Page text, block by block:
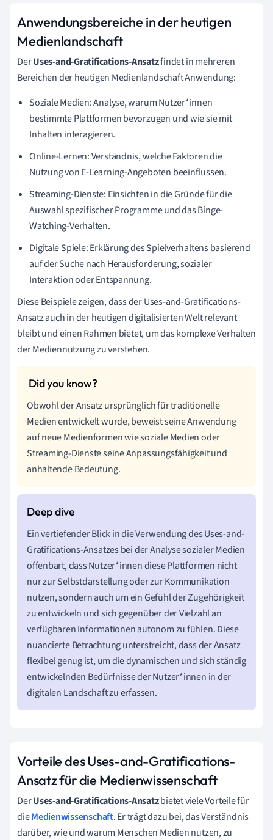
Anwendungsbereiche in der heutigen
Medienlandschaft
DerUses-and-Gratifications-Ansatzfindet in mehreren
Bereichen der heutigen Medienlandschaft Anwendung:
Soziale Medien: Analyse, warum Nutzer*innen
bestimmte Plattformen bevorzugen und wie sie mit
Inhalten interagieren.
Online-Lernen: Verständnis, welche Faktoren die
Nutzung von E-Learning-Angeboten beeinflussen.
Streaming-Dienste: Einsichten in die Gründe für die
Auswahl spezifischer Programme und das Binge-
Watching-Verhalten.
Digitale Spiele: Erklärung des Spielverhaltens basierend
auf der Suche nach Herausforderung, sozialer
Interaktion oder Entspannung.
Diese Beispiele zeigen, dass der Uses-and-Gratifications-
Ansatz auch in der heutigen digitalisierten Welt relevant
bleibt und einen Rahmen bietet, um das komplexe Verhalten
der Mediennutzung zu verstehen.
Obwohl der Ansatz ursprünglich für traditionelle
Medien entwickelt wurde, beweist seine Anwendung
auf neue Medienformen wie soziale Medien oder
Streaming-Dienste seine Anpassungsfähigkeit und
anhaltende Bedeutung.
Ein vertiefender Blick in die Verwendung des Uses-and-
Gratifications-Ansatzes bei der Analyse sozialer Medien
offenbart, dass Nutzer*innen diese Plattformen nicht
nur zur Selbstdarstellung oder zur Kommunikation
nutzen, sondern auch um ein Gefühl der Zugehörigkeit
zu entwickeln und sich gegenüber der Vielzahl an
verfügbaren Informationen autonom zu fühlen. Diese
nuancierte Betrachtung unterstreicht, dass der Ansatz
flexibel genug ist, um die dynamischen und sich ständig
entwickelnden Bedürfnisse der Nutzer*innen in der
digitalen Landschaft zu erfassen.
Vorteile des Uses-and-Gratifications-
Ansatz für die Medienwissenschaft
DerUses-and-Gratifications-Ansatzbietet viele Vorteile für
dieMedienwissenschaft. Er trägt dazu bei, das Verständnis
darüber, wie und warum Menschen Medien nutzen, zu